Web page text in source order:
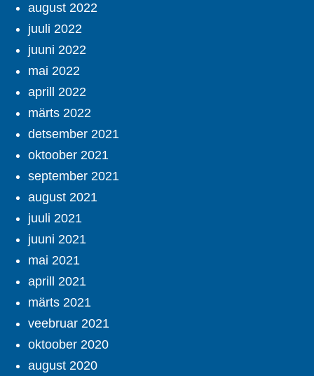
august 2022
juuli 2022
juuni 2022
mai 2022
aprill 2022
märts 2022
detsember 2021
oktoober 2021
september 2021
august 2021
juuli 2021
juuni 2021
mai 2021
aprill 2021
märts 2021
veebruar 2021
oktoober 2020
august 2020